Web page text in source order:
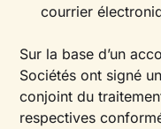
courrier
Sur la base d’un
Sociétés ont signé
conjoint du
respectives